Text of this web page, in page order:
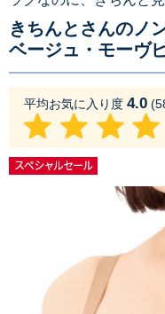
きちんとさんのノ
ベージュ・モーヴ
平均お気に入り度 4.0 (